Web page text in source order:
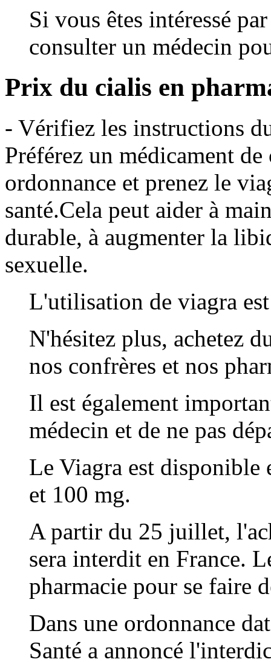
Si vous êtes intéressé
consulter un médecin
Prix du cialis en
- Vérifiez les instructions
Préférez un médicament
ordonnance et prenez le
santé.Cela peut aider à
durable, à augmenter la
sexuelle.
L'utilisation de viagra
N'hésitez plus, achetez
nos confrères et nos
Il est également
médecin et de ne pas
Le Viagra est disponible
et 100 mg.
A partir du 25 juillet,
sera interdit en France.
pharmacie pour se faire
Dans une ordonnance
Santé a annoncé